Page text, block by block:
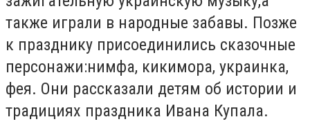
также играли в народные забавы. Позже
к празднику присоединились сказочные
персонажи:нимфа, кикимора, украинка,
фея. Они рассказали детям об истории и
традициях праздника Ивана Купала.